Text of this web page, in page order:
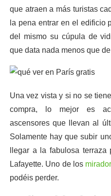
que atraen a más turistas
la pena entrar en el edificio
del mismo su cúpula de
que data nada menos que
Una vez vista y si no se
compra, lo mejor es
ascensores que llevan al
Solamente hay que subir
llegar a la fabulosa
Lafayette. Uno de los
podéis perder.